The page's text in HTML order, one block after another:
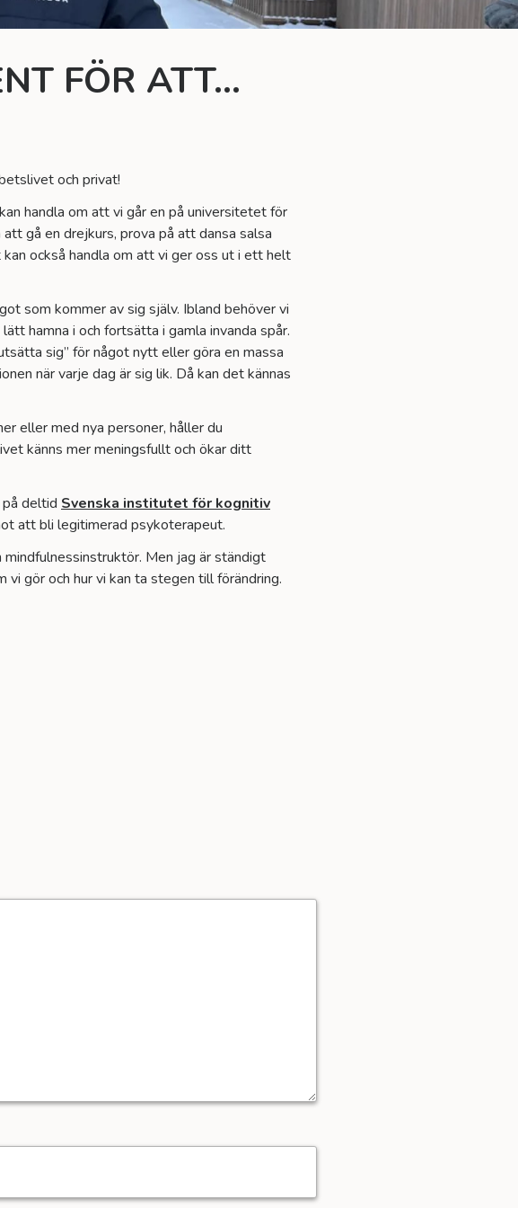
FÖR ATT…
och privat!
handla om att vi går en på universitetet för
gå en drejkurs, prova på att dansa salsa
också handla om att vi ger oss ut i ett helt
som kommer av sig själv. Ibland behöver vi
hamna i och fortsätta i gamla invanda spår.
sig” för något nytt eller göra en massa
när varje dag är sig lik. Då kan det kännas
eller med nya personer, håller du
känns mer meningsfullt och ökar ditt
deltid Svenska institutet för kognitiv
att bli legitimerad psykoterapeut.
Men jag är ständigt
vi gör och hur vi kan ta stegen till förändring.